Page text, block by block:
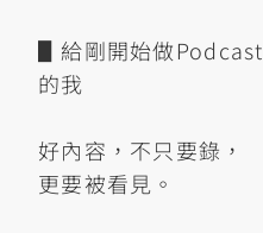
▋給剛開始做Podcast
的我
好內容，不只要錄，
更要被看見。